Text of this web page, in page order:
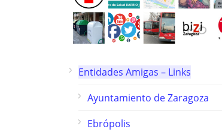
Entidades Amigas – Links
Ayuntamiento de Zaragoza
Ebrópolis